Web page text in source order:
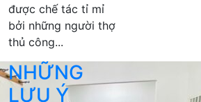
được chế tác tỉ mỉ
bởi những người thợ
thủ công...
NHỮNG
LƯU Ý